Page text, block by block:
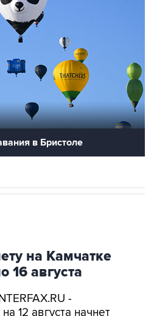
в Бристоле
на Камчатке
16 августа
-
береговой